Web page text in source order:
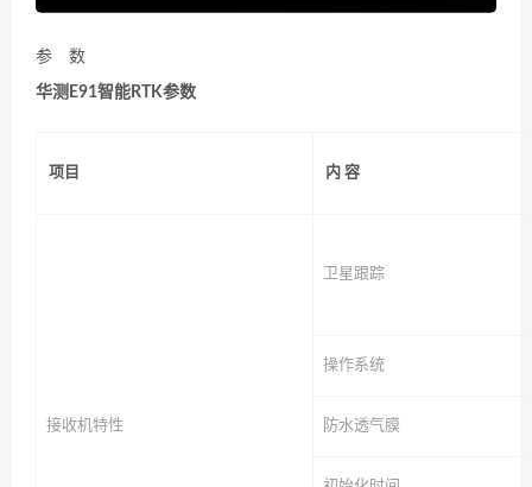
参 数
华测E91智能RTK参数
项目 内 容
接收机特性
卫星跟踪
操作系统
防水透气膜